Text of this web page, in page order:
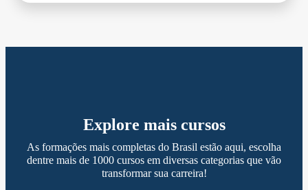
Explore mais cursos
As formações mais completas do Brasil estão aqui, escolha
dentre mais de 1000 cursos em diversas categorias que vão
transformar sua carreira!